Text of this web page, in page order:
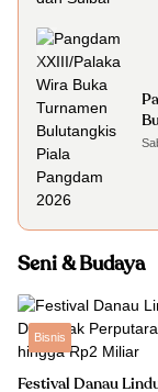
Seni & Budaya
Bisnis
Festival Danau